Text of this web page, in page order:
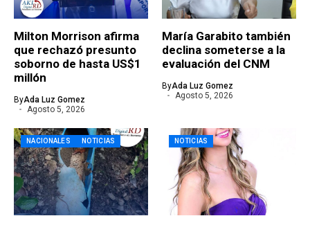
Milton Morrison afirma
que rechazó presunto
soborno de hasta US$1
millón
ByAda Luz Gomez
Agosto 5, 2026
María Garabito también
declina someterse a la
evaluación del CNM
ByAda Luz Gomez
Agosto 5, 2026
NACIONALES NOTICIAS NOTICIAS